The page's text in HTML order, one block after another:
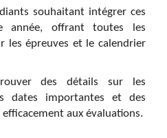
souhaitant intégrer ces
année, offrant toutes les
les épreuves et le calendrier
des détails sur les
dates importantes et des
aux évaluations.